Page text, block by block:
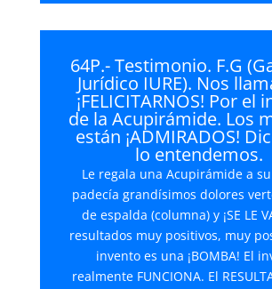
audio
64P.- Testimonio. F.G
Jurídico IURE). Nos
¡FELICITARNOS! Por el
de la Acupirámide. Los
están ¡ADMIRADOS!
lo entendemos.
Le regala una Acupirámide a
padecía grandísimos dolores
de espalda (columna) y ¡SE LE
resultados muy positivos, muy
invento es una ¡BOMBA! El
realmente FUNCIONA. El